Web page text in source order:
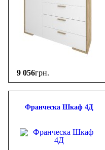
9 056грн.
Франческа Шкаф 4Д